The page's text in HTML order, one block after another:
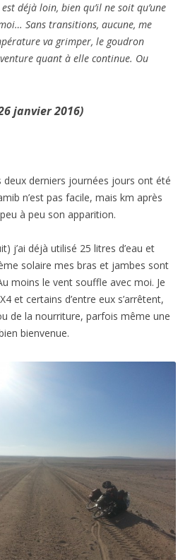
déjà loin, bien qu’il ne soit qu’une
Sans transitions, aucune, me
va grimper, le goudron
quant à elle continue. Ou
janvier 2016)
deux derniers journées jours ont été
n’est pas facile, mais km après
à peu son apparition.
j’ai déjà utilisé 25 litres d’eau et
solaire mes bras et jambes sont
moins le vent souffle avec moi. Je
et certains d’entre eux s’arrêtent,
de la nourriture, parfois même une
bienvenue.